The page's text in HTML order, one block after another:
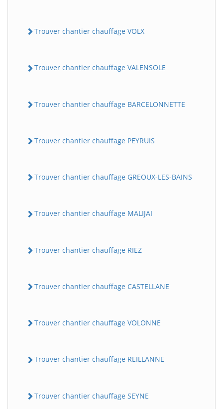
Trouver chantier chauffage VOLX
Trouver chantier chauffage VALENSOLE
Trouver chantier chauffage BARCELONNETTE
Trouver chantier chauffage PEYRUIS
Trouver chantier chauffage GREOUX-LES-BAINS
Trouver chantier chauffage MALIJAI
Trouver chantier chauffage RIEZ
Trouver chantier chauffage CASTELLANE
Trouver chantier chauffage VOLONNE
Trouver chantier chauffage REILLANNE
Trouver chantier chauffage SEYNE